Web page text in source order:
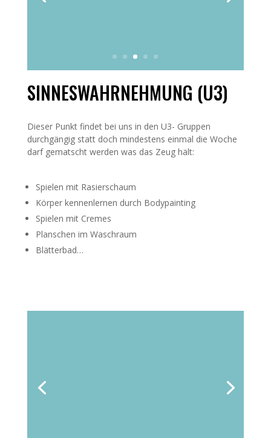
SINNESWAHRNEHMUNG (U3)
Dieser Punkt findet bei uns in den U3- Gruppen
durchgängig statt doch mindestens einmal die Woche
darf gematscht werden was das Zeug hält:
Spielen mit Rasierschaum
Körper kennenlernen durch Bodypainting
Spielen mit Cremes
Planschen im Waschraum
Blätterbad…